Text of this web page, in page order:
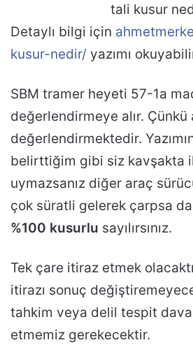
tali kusur
Detaylı bilgi için
kusur-nedir/ yazımı
SBM tramer heyeti 57-1a
değerlendirmeye alır.
değerlendirmektedir.
belirttiğim gibi siz kavşakta
uymazsanız diğer araç
çok süratli gelerek çarpsa
%100 kusurlu sayılırsınız.
Tek çare itiraz etmek
itirazı sonuç
tahkim veya delil tespit
etmemiz gerekecektir.